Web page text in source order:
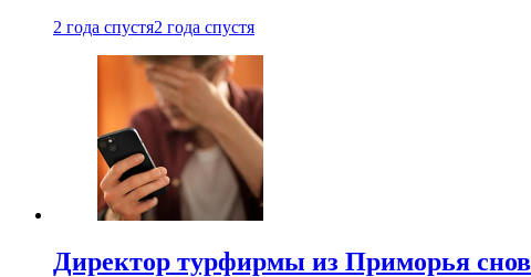
2 года спустя2 года спустя
Директор турфирмы из Приморья